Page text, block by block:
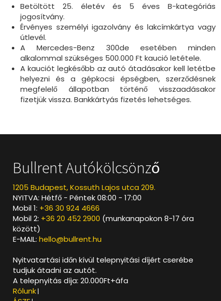
Betöltött 25. életév és 5 éves B-kategóriás
jogosítvány.
Érvényes személyi igazolvány és lakcímkártya vagy
útlevél.
A Mercedes-Benz 300de esetében minden
alkalommal szükséges 500.000 Ft kaució letétele.
A kauciót legkésőbb az autó átadásakor kell letétbe
helyezni és a gépkocsi épségben, szerződésnek
megfelelő állapotban történő visszaadásakor
fizetjük vissza. Bankkártyás fizetés lehetséges.
Bullrent Autókölcsönző
1205 Budapest, Kossuth Lajos utca 209.
NYITVA: Hétfő - Péntek 08:00 - 17:00
Mobil 1: +36 30 924 4666
Mobil 2: +36 20 452 2900 (munkanapokon 8-17 óra
között)
E-MAIL:hello@bullrent.hu
Nyitvatartási időn kívül telepnyitási díjért cserébe
tudjuk átadni az autót.
A telepnyitás díja: 20.000Ft+áfa
Rólunk|